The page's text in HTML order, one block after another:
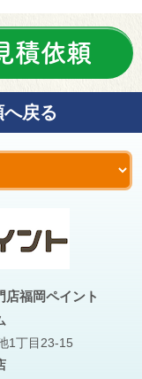
積依頼
戻る
福岡ペイント
1丁目23-15